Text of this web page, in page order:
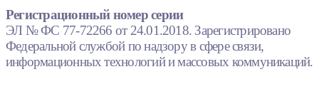
Регистрационный номер серии
ЭЛ № ФС 77-72266 от 24.01.2018. Зарегистрировано
Федеральной службой по надзору в сфере связи,
информационных технологий и массовых коммуникаций.